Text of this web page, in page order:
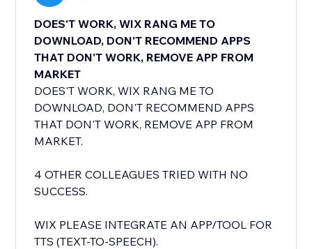
DOES'T WORK, WIX RANG ME TO
DOWNLOAD, DON'T RECOMMEND APPS
THAT DON'T WORK, REMOVE APP FROM
MARKET
DOES'T WORK, WIX RANG ME TO
DOWNLOAD, DON'T RECOMMEND APPS
THAT DON'T WORK, REMOVE APP FROM
MARKET.
4 OTHER COLLEAGUES TRIED WITH NO
SUCCESS.
WIX PLEASE INTEGRATE AN APP/TOOL FOR
TTS (TEXT-TO-SPEECH).